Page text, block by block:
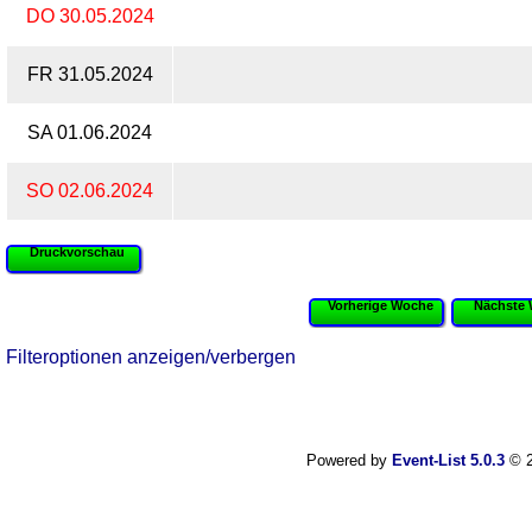
DO 30.05.2024
FR 31.05.2024
SA 01.06.2024
SO 02.06.2024
Druckvorschau
Vorherige Woche Nächste
Filteroptionen anzeigen/verbergen
Powered by Event-List 5.0.3©